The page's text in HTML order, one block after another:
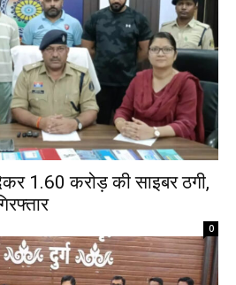
1.60 करोड़ की साइबर ठगी,
0